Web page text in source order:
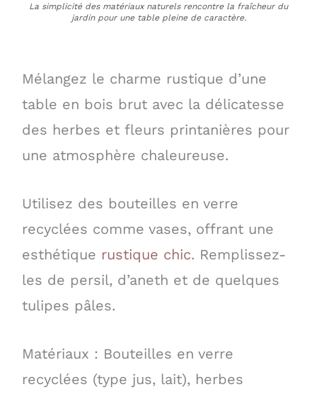
La simplicité des matériaux naturels rencontre la fraîcheur du
jardin pour une table pleine de caractère.
Mélangez le charme rustique d’une
table en bois brut avec la délicatesse
des herbes et fleurs printanières pour
une atmosphère chaleureuse.
Utilisez des bouteilles en verre
recyclées comme vases, offrant une
esthétique rustique chic. Remplissez-
les de persil, d’aneth et de quelques
tulipes pâles.
Matériaux : Bouteilles en verre
recyclées (type jus, lait), herbes